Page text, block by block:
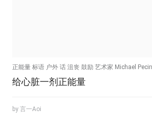
正能量 标语 户外 话 沮丧 鼓励 艺术家 Michael
给心脏一剂正能量
by 言一Aoi